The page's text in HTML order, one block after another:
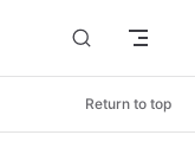
Return to top